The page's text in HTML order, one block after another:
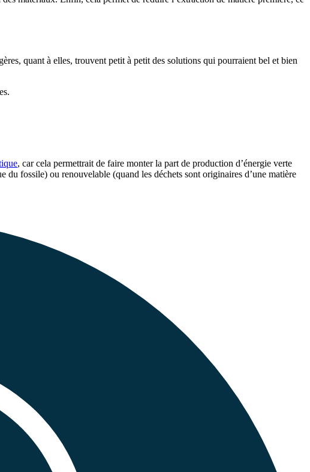
quant à elles, trouvent petit à petit des solutions qui pourraient bel et bien
, car cela permettrait de faire monter la part de production d’énergie verte
du fossile) ou renouvelable (quand les déchets sont originaires d’une matière